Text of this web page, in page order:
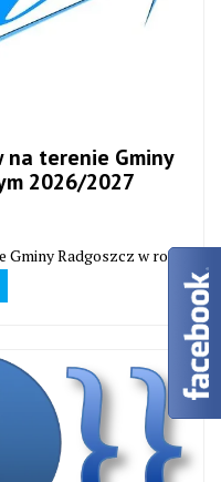
na terenie Gminy
2026/2027
Gminy Radgoszcz w roku